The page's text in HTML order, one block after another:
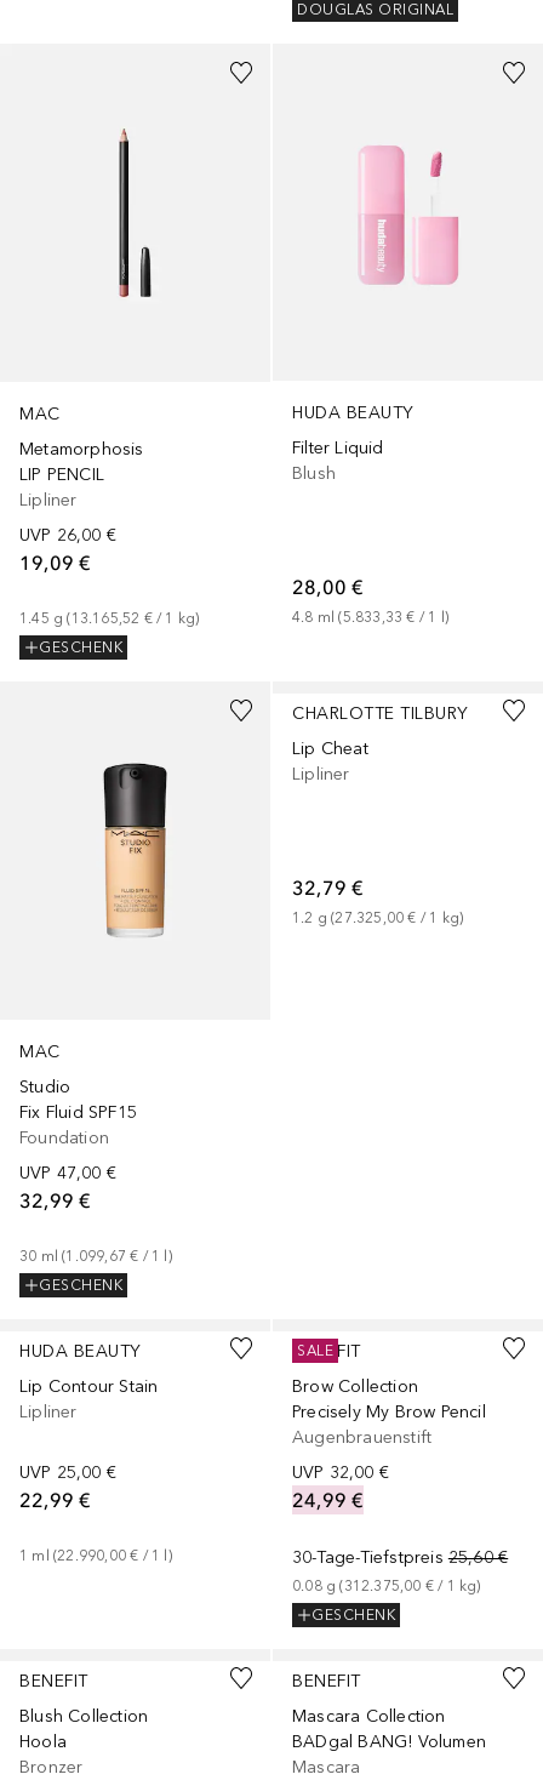
DOUGLAS ORIGINAL
MAC
Metamorphosis
LIP PENCIL
Lipliner
UVP 26,00 €
19,09 €
1.45 g (13.165,52 € / 1 kg)
GESCHENK
HUDA BEAUTY
Filter Liquid
Blush
28,00 €
4.8 ml (5.833,33 € / 1 )
+9
MAC
Studio
Fix Fluid SPF15
Foundation
UVP 47,00 €
32,99 €
30 ml (1.099,67 € / 1
)
GESCHENK
+73
CHARLOTTE TILBURY
Lip Cheat
Lipliner
32,79 €
1.2 g (27.325,00 € / 1 kg)
HUDA BEAUTY
Lip Contour Stain
Lipliner
UVP 25,00 €
22,99 €
1 ml (22.990,00 € / 1 )
+8
BENEFIT
Brow Collection
Precisely My Brow Pencil
Augenbrauenstift
UVP 32,00 €
24,99 €
30-Tage-Tiefstpreis 25,60 €
0.08 g (312.375,00 € / 1 kg)
GESCHENK
SALE
BENEFIT
Blush Collection
Hoola
Bronzer
BENEFIT
Mascara Collection
BADgal BANG! Volumen
Mascara
+2